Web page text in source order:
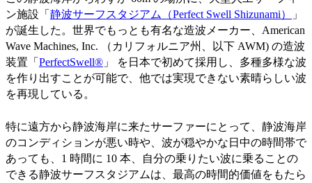
ン施設「 静波サーフスタジアム（Perfect Swell Shizunami）
」
が誕生した。世界でもっとも有名な造波メーカー、American
Wave Machines, Inc. （カリフォルニア州、以下 AWM) の造波
装置「 PerfectSwell® 」 を日本で初めて採用し、多種多様な波
を作り出すことが可能で、他では実現できない素晴らしい波
を再現している。
特に遠方から静波海岸に来たサーファーにとって、静波海岸
のコンディションが悪い時や、波が穏やかな日中の時間帯で
あっても、1 時間に 10 本、自分の乗りたい波に乗ることの
できる静波サーフスタジアムは、最高の時間的価値をもたら